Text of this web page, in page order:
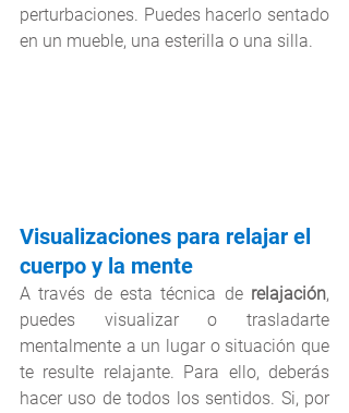
perturbaciones. Puedes hacerlo sentado
en un mueble, una esterilla o una silla.
Visualizaciones para relajar el
cuerpo y la mente
A través de esta técnica de relajación,
puedes visualizar o trasladarte
mentalmente a un lugar o situación que
te resulte relajante. Para ello, deberás
hacer uso de todos los sentidos. Si, por